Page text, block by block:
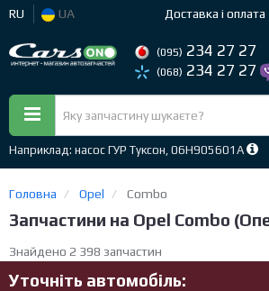
RU UA Доставка і оплата
(095) 234 27 27
(068) 234 27 27
Наприклад: насос ГУР Туксон, 06H905601A
Головна Opel Combo
Запчастини на Opel Combo
Знайдено 2 398 запчастин
Уточніть автомобіль: